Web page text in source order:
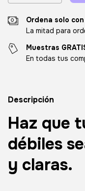
Ordena solo
La mitad para
Muestras
En todas tus
Descripción
Haz que
débiles
y claras.